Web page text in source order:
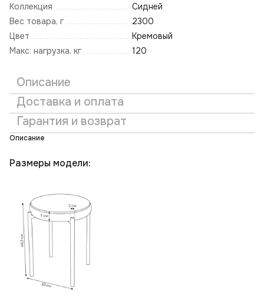
Коллекция
Сидней
Вес товара, г
2300
Цвет
Кремовый
Макс. нагрузка, кг
120
Описание
Доставка и оплата
Гарантия и возврат
Описание
Размеры модели: